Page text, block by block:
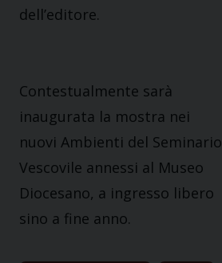
dell’editore.
Contestualmente sarà
inaugurata la mostra nei
nuovi Ambienti del Seminario
Vescovile annessi al Museo
Diocesano, a ingresso libero
sino a fine anno.